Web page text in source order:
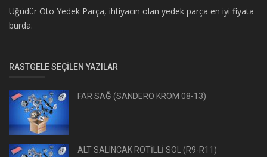
Üğüdür Oto Yedek Parça, ihtiyacın olan yedek parça en iyi fiyata
burda.
RASTGELE SEÇILEN YAZILAR
FAR SAĞ (SANDERO KROM 08-13)
ALT SALINCAK ROTİLLİ SOL (R9-R11)